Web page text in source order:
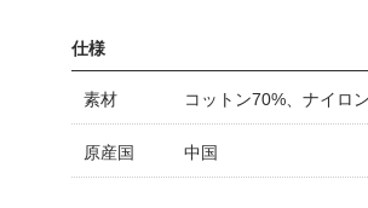
仕様
素材 コットン70%、ナイロ
原産国 中国